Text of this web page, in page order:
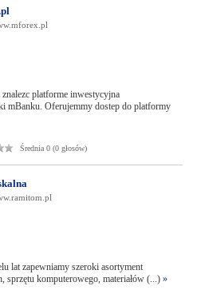
platforme inwestycyjna
mBanku. Oferujemmy dostep do platformy
Średnia 0 (0 głosów)
lat zapewniamy szeroki asortyment
komputerowego, materiałów (...) »